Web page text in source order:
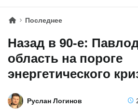
Последнее
Назад в 90-е:
область на пороге
энергетического
Руслан Логинов